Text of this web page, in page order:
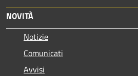
NOVITÀ
Notizie
Comunicati
Avvisi